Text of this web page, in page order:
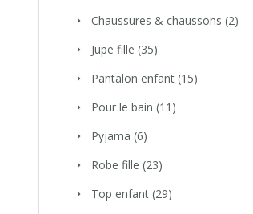
Chaussures & chaussons (2)
Jupe fille (35)
Pantalon enfant (15)
Pour le bain (11)
Pyjama (6)
Robe fille (23)
Top enfant (29)